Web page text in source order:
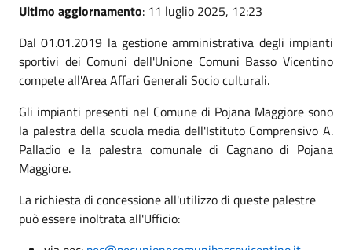
Ultimo aggiornamento: 11 luglio 2025, 12:23
Dal 01.01.2019 la gestione amministrativa degli impianti
sportivi dei Comuni dell'Unione Comuni Basso Vicentino
compete all'Area Affari Generali Socio culturali.
Gli impianti presenti nel Comune di Pojana Maggiore sono
la palestra della scuola media dell'Istituto Comprensivo A.
Palladio e la palestra comunale di Cagnano di Pojana
Maggiore.
La richiesta di concessione all'utilizzo di queste palestre
può essere inoltrata all'Ufficio: